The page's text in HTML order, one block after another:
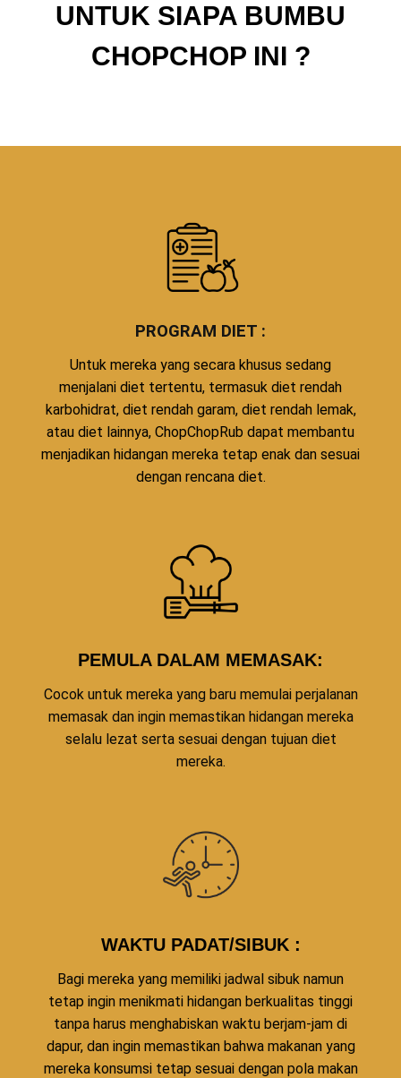
UNTUK SIAPA BUMBU
CHOPCHOP INI ?
PROGRAM DIET :
Untuk mereka yang secara khusus sedang
menjalani diet tertentu, termasuk diet rendah
karbohidrat, diet rendah garam, diet rendah lemak,
atau diet lainnya, ChopChopRub dapat membantu
menjadikan hidangan mereka tetap enak dan sesuai
dengan rencana diet.
PEMULA DALAM MEMASAK:
Cocok untuk mereka yang baru memulai perjalanan
memasak dan ingin memastikan hidangan mereka
selalu lezat serta sesuai dengan tujuan diet
mereka.
WAKTU PADAT/SIBUK :
Bagi mereka yang memiliki jadwal sibuk namun
tetap ingin menikmati hidangan berkualitas tinggi
tanpa harus menghabiskan waktu berjam-jam di
dapur, dan ingin memastikan bahwa makanan yang
mereka konsumsi tetap sesuai dengan pola makan